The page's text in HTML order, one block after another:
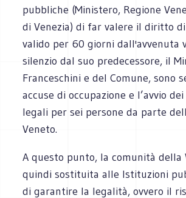
pubbliche (Ministero, Regione
di Venezia) di far valere il diritto
valido per 60 giorni dall'avvenuta
silenzio dal suo predecessore, il
Franceschini e del Comune, sono
accuse di occupazione e l’avvio
legali per sei persone da parte
Veneto.
A questo punto, la comunità della
quindi sostituita alle Istituzioni
di garantire la legalità, ovvero il